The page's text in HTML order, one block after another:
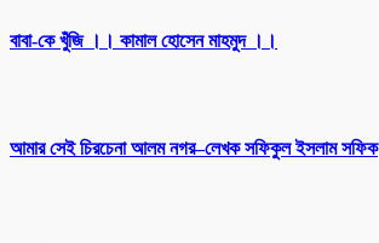
বাবা-কে খুঁজি ।। কামাল হোসেন মাহমুদ ।।
আমার সেই চিরচেনা আলম নগর–লেখক সফিকুল ইসলাম সফিক